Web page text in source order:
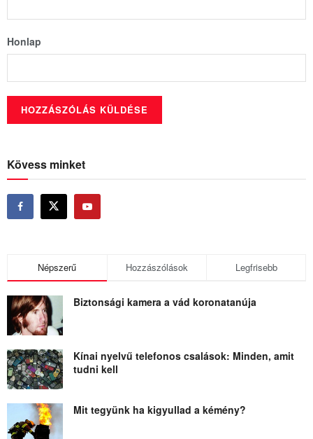
Honlap
Kövess minket
Népszerű Hozzászólások Legfrisebb
Biztonsági kamera a vád koronatanúja
Kínai nyelvű telefonos csalások: Minden, amit
tudni kell
Mit tegyünk ha kigyullad a kémény?